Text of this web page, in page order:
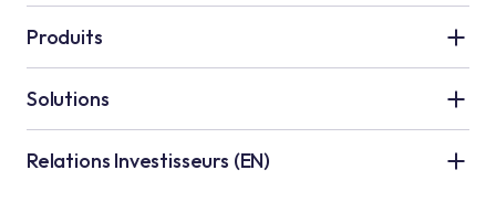
Kale Groupe
Qui Sommes-Nous
Nouvelles et Annonces
Produits
Applications en Céramiques
Applications d’Etanchéité
Solutions
Salle de Bain
Relations Investisseurs (EN)